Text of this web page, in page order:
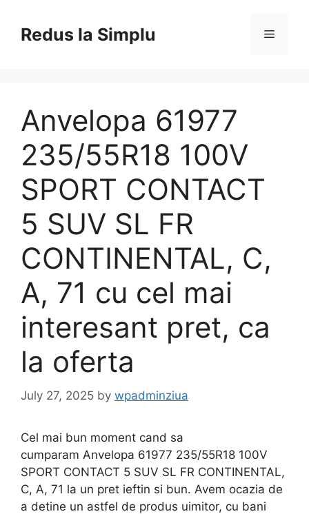
contentRedus la Simplu Menu
Anvelopa 61977
235/55R18 100V
SPORT CONTACT
5 SUV SL FR
CONTINENTAL, C,
A, 71 cu cel mai
interesant pret, ca
la oferta
July 27, 2025 by wpadminziua
Cel mai bun moment cand sa
cumparam Anvelopa 61977 235/55R18 100V
SPORT CONTACT 5 SUV SL FR CONTINENTAL,
C, A, 71 la un pret ieftin si bun. Avem ocazia de
a detine un astfel de produs uimitor, cu bani